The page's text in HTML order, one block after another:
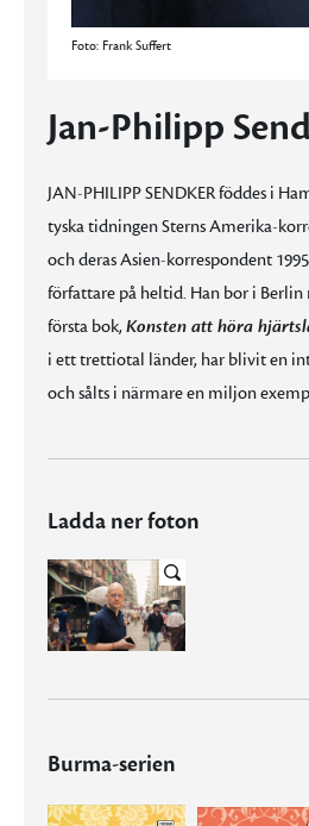
Foto: Frank Suffert
Jan-Philipp
JAN-PHILIPP SENDKER föddes i
tyska tidningen Sterns Amerika-
och deras Asien-korrespondent
författare på heltid. Han bor i Berlin
första bok, Konsten att höra
i ett trettiotal länder, har blivit en
och sålts i närmare en miljon
Ladda ner foton
Burma-serien